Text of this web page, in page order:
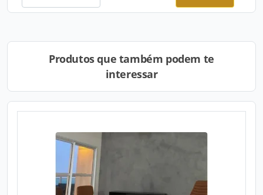
Produtos que também podem te
interessar